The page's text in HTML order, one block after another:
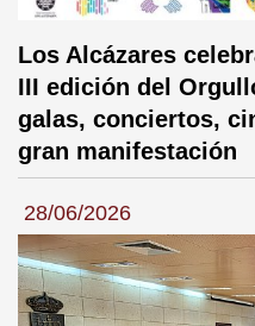
Los Alcázares
III edición del
galas, conciertos,
gran manifestación
28/06/2026